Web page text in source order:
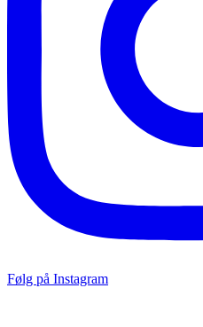
Følg på Instagram